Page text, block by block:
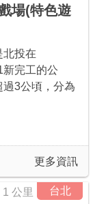
場(特色遊
北投在
新完工的公
過3公頃，分為
更多資訊
台北
1 公里